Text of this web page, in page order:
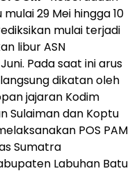
29 Mei hingga 10
mulai terjadi
libur ASN
Pada saat ini arus
dikatan oleh
jajaran Kodim
Sulaiman dan Koptu
POS PAM
Sumatra
Labuhan Batu